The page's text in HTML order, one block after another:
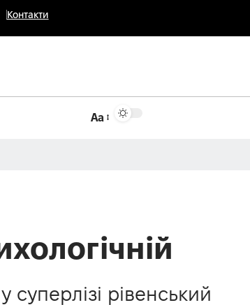
Контакти
Аа
рівенський